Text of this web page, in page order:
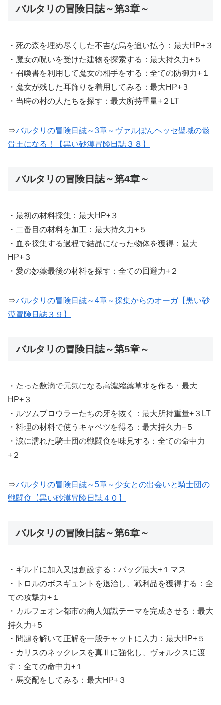
バルタリの冒険日誌～第3章～
・死の森を埋め尽くした不吉な烏を追い払う：最大HP+３
・魔女の呪いを受けた建物を探索する：最大持久力+５
・召喚書を利用して魔女の相手をする：全ての防御力+１
・魔女が残した耳飾りを着用してみる：最大HP+３
・当時の村の人たちを探す：最大所持重量+２LT
⇒バルタリの冒険日誌～3章～ヴァルぽんヘッセ聖域の骸
骨王になる！【黒い砂漠冒険日誌３８】
バルタリの冒険日誌～第4章～
・最初の材料採集：最大HP+３
・二番目の材料を加工：最大持久力+５
・血を採集する過程で結晶になった物体を獲得：最大
HP+３
・愛の妙薬最後の材料を探す：全ての回避力+２
⇒バルタリの冒険日誌～4章～採集からのオーガ【黒い砂
漠冒険日誌３９】
バルタリの冒険日誌～第5章～
・たった数滴で元気になる高濃縮薬草水を作る：最大
HP+３
・ルツムブロウラーたちの牙を抜く：最大所持重量+３LT
・料理の材料で使うキャベツを得る：最大持久力+５
・涙に濡れた騎士団の戦闘食を味見する：全ての命中力
+２
⇒バルタリの冒険日誌～5章～少女との出会いと騎士団の
戦闘食【黒い砂漠冒険日誌４０】
バルタリの冒険日誌～第6章～
・ギルドに加入又は創設する：バッグ最大+１マス
・トロルのボスギュントを退治し、戦利品を獲得する：全
ての攻撃力+１
・カルフェオン都市の商人知識テーマを完成させる：最大
持久力+５
・問題を解いて正解を一般チャットに入力：最大HP+５
・カリスのネックレスを真Ⅱに強化し、ヴォルクスに渡
す：全ての命中力+１
・馬交配をしてみる：最大HP+３